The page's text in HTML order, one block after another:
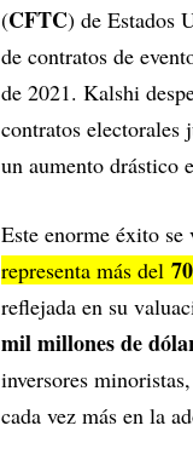
(CFTC) de Estados
de contratos de
de 2021. Kalshi
contratos electorales
un aumento drástico
Este enorme éxito
representa más del
reflejada en su
mil millones de
inversores
cada vez más en la